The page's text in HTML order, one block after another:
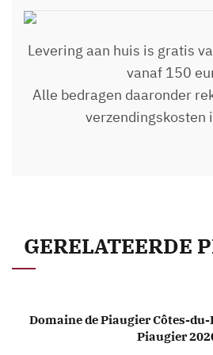
Levering aan huis is gratis
vanaf 150
Alle bedragen daaronder
verzendingskosten
GERELATEERDE
TOEVOEGEN AAN
Domaine de Piaugier Côtes-du-
Piaugier